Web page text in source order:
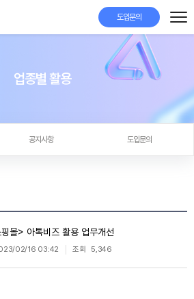
도입문의
업종별 활용
공지사항 도입문의
몰> 아톡비즈 활용 업무개선
02/16 03:42 조회 5,346